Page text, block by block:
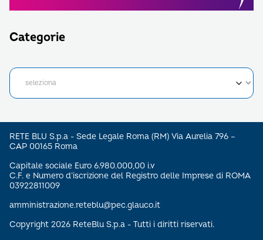
Categorie
RETE BLU S.p.a - Sede Legale Roma (RM) Via Aurelia 796 –
CAP 00165 Roma
Capitale sociale Euro 6.980.000,00 i.v
C.F. e Numero d’iscrizione del Registro delle Imprese di ROMA
03922811009
amministrazione.reteblu@pec.glauco.it
Copyright 2026 ReteBlu S.p.a - Tutti i diritti riservati.